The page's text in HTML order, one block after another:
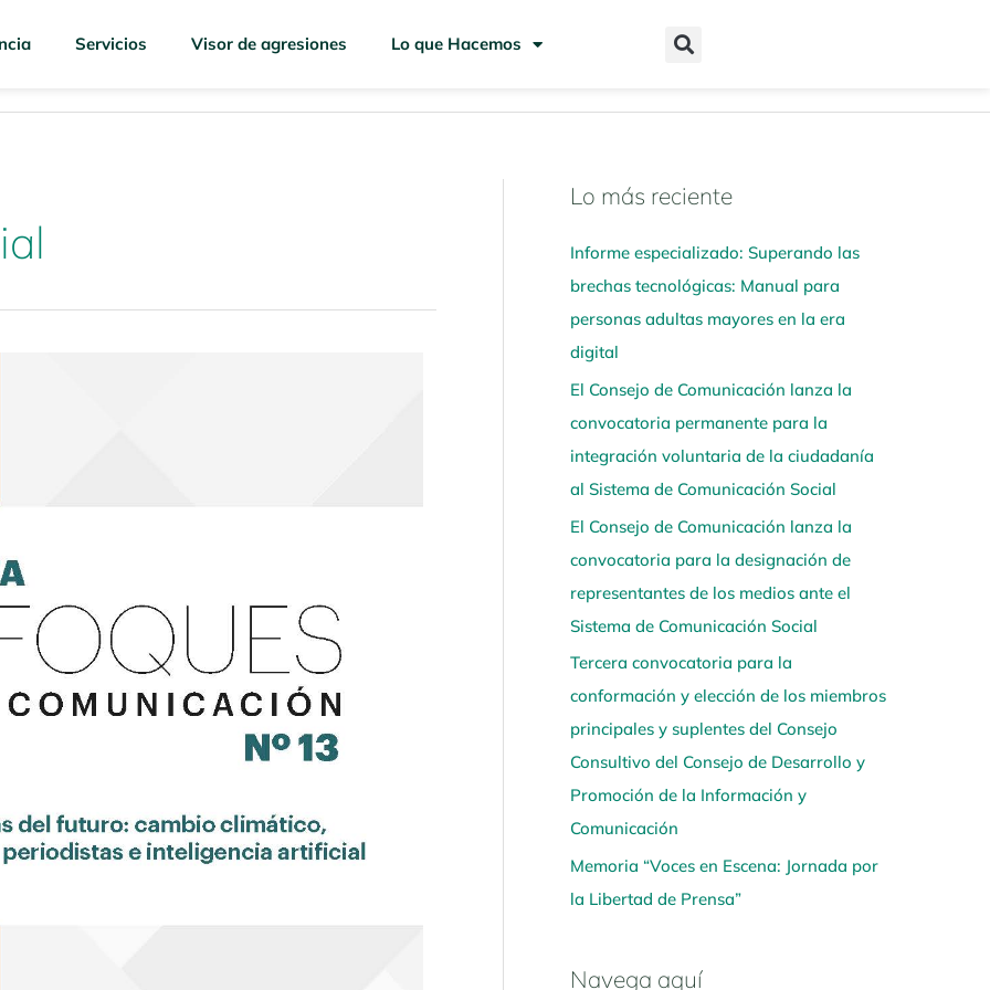
Servicios Visor de agresiones Lo que Hacemos
Lo más reciente
Informe especializado: Superando las
brechas tecnológicas: Manual para
personas adultas mayores en la era
digital
El Consejo de Comunicación lanza la
convocatoria permanente para la
integración voluntaria de la ciudadanía
al Sistema de Comunicación Social
El Consejo de Comunicación lanza la
convocatoria para la designación de
representantes de los medios ante el
Sistema de Comunicación Social
Tercera convocatoria para la
conformación y elección de los miembros
principales y suplentes del Consejo
Consultivo del Consejo de Desarrollo y
Promoción de la Información y
Comunicación
Memoria “Voces en Escena: Jornada por
la Libertad de Prensa”
Navega aquí
N
v
e
g
a
a
q
u
í